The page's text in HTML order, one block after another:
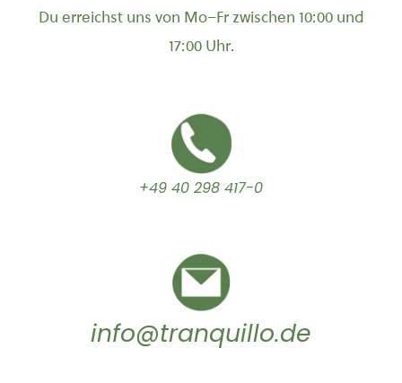
Du erreichst uns von Mo–Fr zwischen 10:00 und
17:00 Uhr.
+49 40 298 417-0
info@tranquillo.de